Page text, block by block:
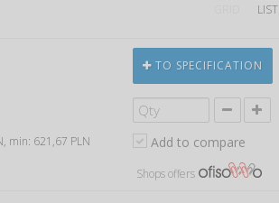
LIST
min: 621,67 PLN
TO SPECIFICATION
Add to compare
Shops offers